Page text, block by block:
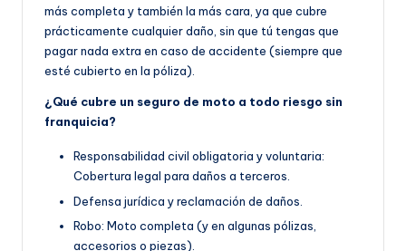
más completa y también la más cara, ya que cubre
prácticamente cualquier daño, sin que tú tengas que
pagar nada extra en caso de accidente (siempre que
esté cubierto en la póliza).
¿Qué cubre un seguro de moto a todo riesgo sin
franquicia?
Responsabilidad civil obligatoria y voluntaria:
Cobertura legal para daños a terceros.
Defensa jurídica y reclamación de daños.
Robo: Moto completa (y en algunas pólizas,
accesorios o piezas).